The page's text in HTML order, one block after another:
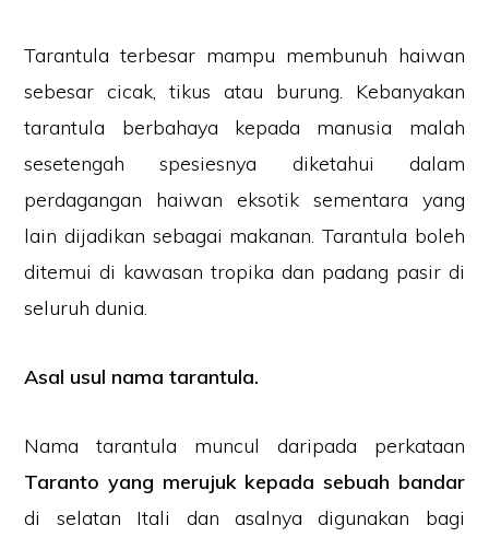
Tarantula terbesar mampu membunuh haiwan
sebesar cicak, tikus atau burung. Kebanyakan
tarantula berbahaya kepada manusia malah
sesetengah spesiesnya diketahui dalam
perdagangan haiwan eksotik sementara yang
lain dijadikan sebagai makanan. Tarantula boleh
ditemui di kawasan tropika dan padang pasir di
seluruh dunia.
Asal usul nama tarantula.
Nama tarantula muncul daripada perkataan
Taranto yang merujuk kepada sebuah bandar
di selatan Itali dan asalnya digunakan bagi